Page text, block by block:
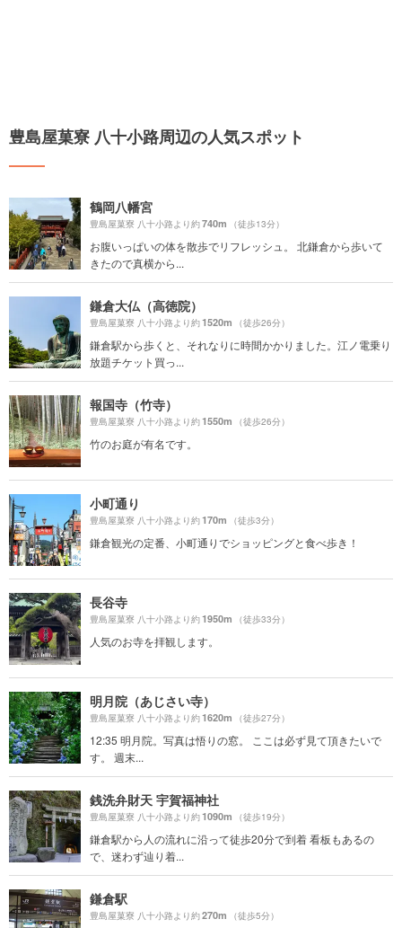
豊島屋菓寮 八十小路周辺の人気スポット
鶴岡八幡宮
豊島屋菓寮 八十小路より約740m （徒歩13分）
お腹いっぱいの体を散歩でリフレッシュ。 北鎌倉から歩いて
きたので真横から...
鎌倉大仏（高徳院）
豊島屋菓寮 八十小路より約1520m （徒歩26分）
鎌倉駅から歩くと、それなりに時間かかりました。江ノ電乗り
放題チケット買っ...
報国寺（竹寺）
豊島屋菓寮 八十小路より約1550m （徒歩26分）
竹のお庭が有名です。
小町通り
豊島屋菓寮 八十小路より約170m （徒歩3分）
鎌倉観光の定番、小町通りでショッピングと食べ歩き！
長谷寺
豊島屋菓寮 八十小路より約1950m （徒歩33分）
人気のお寺を拝観します。
明月院（あじさい寺）
豊島屋菓寮 八十小路より約1620m （徒歩27分）
12:35 明月院。写真は悟りの窓。 ここは必ず見て頂きたいで
す。 週末...
銭洗弁財天 宇賀福神社
豊島屋菓寮 八十小路より約1090m （徒歩19分）
鎌倉駅から人の流れに沿って徒歩20分で到着 看板もあるの
で、迷わず辿り着...
鎌倉駅
豊島屋菓寮 八十小路より約270m （徒歩5分）